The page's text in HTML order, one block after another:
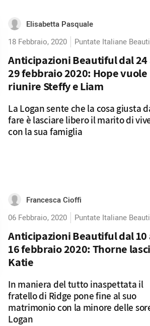
Elisabetta Pasquale
18 Febbraio, 2020
Puntate Italiane
Anticipazioni Beautiful dal 24
29 febbraio 2020: Hope vuole
riunire Steffy e Liam
La Logan sente che la cosa giusta
fare è lasciare libero il marito di
con la sua famiglia
Francesca Cioffi
06 Febbraio, 2020
Puntate Italiane
Anticipazioni Beautiful dal 10
16 febbraio 2020: Thorne
Katie
In maniera del tutto inaspettata il
fratello di Ridge pone fine al suo
matrimonio con la minore delle
Logan